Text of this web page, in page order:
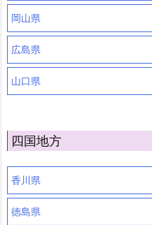
岡山県
広島県
山口県
四国地方
香川県
徳島県